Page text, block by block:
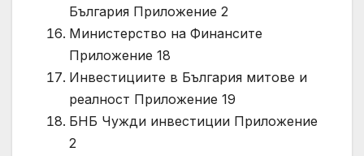
България Приложение 2
Министерство на Финансите
Приложение 18
Инвестициите в България митове и
реалност Приложение 19
БНБ Чужди инвестиции Приложение
2